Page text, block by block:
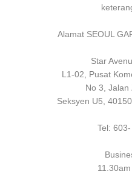
Alamat SEOUL
Star
L1-02, Pusat
No 3, Jalan
Seksyen U5,
Tel: